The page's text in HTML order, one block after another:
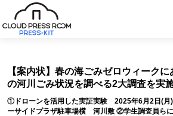
【案内状】春の海ごみゼロウィーク
の河川ごみ状況を調べる2大調査を実
①ドローンを活用した実証実験 2025年6月2日(
ーサイドプラザ駐車場横 河川敷 ②学生調査員ら